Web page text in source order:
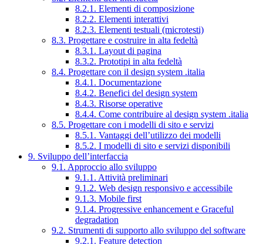
8.2.1. Elementi di composizione
8.2.2. Elementi interattivi
8.2.3. Elementi testuali (microtesti)
8.3. Progettare e costruire in alta fedeltà
8.3.1. Layout di pagina
8.3.2. Prototipi in alta fedeltà
8.4. Progettare con il design system .italia
8.4.1. Documentazione
8.4.2. Benefici del design system
8.4.3. Risorse operative
8.4.4. Come contribuire al design system .italia
8.5. Progettare con i modelli di sito e servizi
8.5.1. Vantaggi dell’utilizzo dei modelli
8.5.2. I modelli di sito e servizi disponibili
9. Sviluppo dell’interfaccia
9.1. Approccio allo sviluppo
9.1.1. Attività preliminari
9.1.2. Web design responsivo e accessibile
9.1.3. Mobile first
9.1.4. Progressive enhancement e Graceful
degradation
9.2. Strumenti di supporto allo sviluppo del software
9.2.1. Feature detection